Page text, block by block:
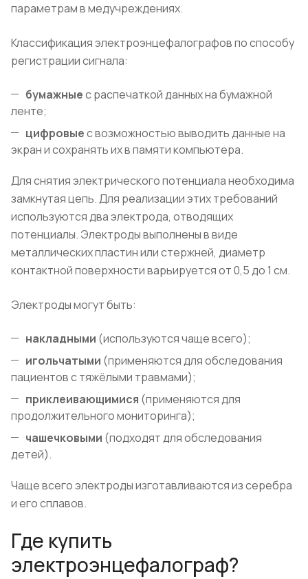
параметрам в медучреждениях.
Классификация электроэнцефалографов по способу
регистрации сигнала:
бумажныес распечаткой данных на бумажной
ленте;
цифровыес возможностью выводить данные на
экран и сохранять их в памяти компьютера.
Для снятия электрического потенциала необходима
замкнутая цепь. Для реализации этих требований
используются два электрода, отводящих
потенциалы. Электроды выполнены в виде
металлических пластин или стержней, диаметр
контактной поверхности варьируется от 0,5 до 1 см.
Электроды могут быть:
накладными (используются чаще всего);
игольчатыми (применяются для обследования
пациентов с тяжёлыми травмами);
приклеивающимися (применяются для
продолжительного мониторинга);
чашечковыми (подходят для обследования
детей).
Чаще всего электроды изготавливаются из серебра
и его сплавов.
Где купить
электроэнцефалограф?